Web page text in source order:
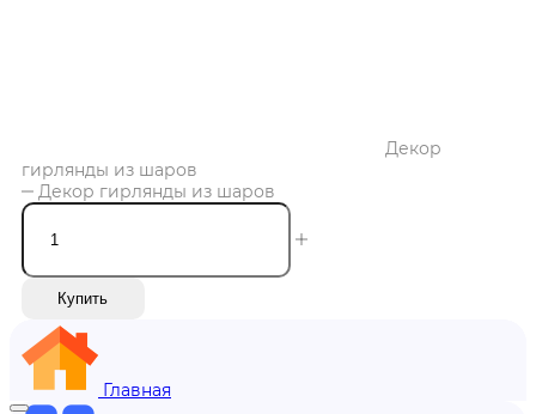
Декор
гирлянды из шаров
Декор гирлянды из шаров
Купить
Главная